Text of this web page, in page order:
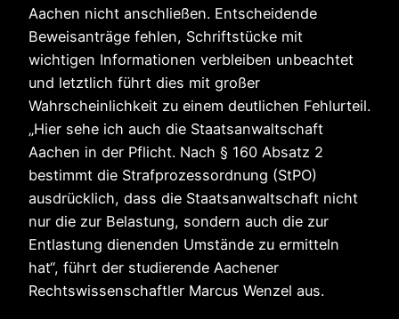
Aachen nicht anschließen. Entscheidende
Beweisanträge fehlen, Schriftstücke mit
wichtigen Informationen verbleiben unbeachtet
und letztlich führt dies mit großer
Wahrscheinlichkeit zu einem deutlichen Fehlurteil.
„Hier sehe ich auch die Staatsanwaltschaft
Aachen in der Pflicht. Nach § 160 Absatz 2
bestimmt die Strafprozessordnung (StPO)
ausdrücklich, dass die Staatsanwaltschaft nicht
nur die zur Belastung, sondern auch die zur
Entlastung dienenden Umstände zu ermitteln
hat“, führt der studierende Aachener
Rechtswissenschaftler Marcus Wenzel aus.